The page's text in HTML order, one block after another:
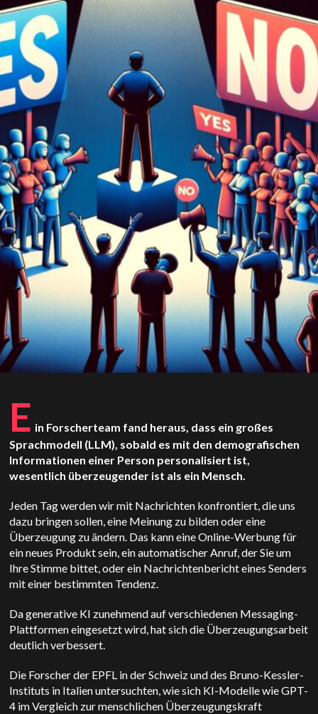
E in Forscherteam fand heraus, dass ein großes
Sprachmodell (LLM), sobald es mit den demografischen
Informationen einer Person personalisiert ist,
wesentlich überzeugender ist als ein Mensch.
Jeden Tag werden wir mit Nachrichten konfrontiert, die uns
dazu bringen sollen, eine Meinung zu bilden oder eine
Überzeugung zu ändern. Das kann eine Online-Werbung für
ein neues Produkt sein, ein automatischer Anruf, der Sie um
Ihre Stimme bittet, oder ein Nachrichtenbericht eines Senders
mit einer bestimmten Tendenz.
Da generative KI zunehmend auf verschiedenen Messaging-
Plattformen eingesetzt wird, hat sich die Überzeugungsarbeit
deutlich verbessert.
Die Forscher der EPFL in der Schweiz und des Bruno-Kessler-
Instituts in Italien untersuchten, wie sich KI-Modelle wie GPT-
4 im Vergleich zur menschlichen Überzeugungskraft